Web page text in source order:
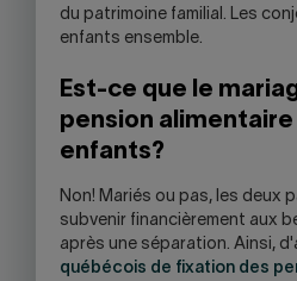
du patrimoine familial. Les
enfants ensemble.
Est-ce que le
pension alimentaire
enfants?
Non! Mariés ou pas, les deux
subvenir financièrement aux
après une séparation. Ainsi,
québécois de fixation des